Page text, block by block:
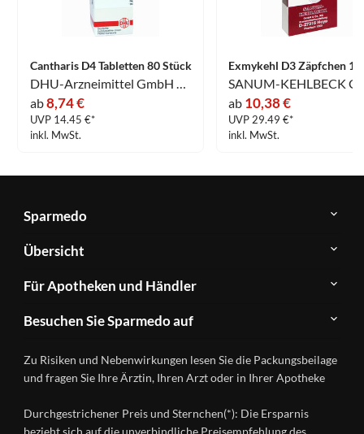
Cantharis D4 Tabletten 80 Stück
DHU-Arzneimittel GmbH & Co. KG
ab8,74 €
UVP 14.45 €*
inkl. MwSt.
ab 10,38 €
UVP 29.49 €*
inkl. MwSt.
Sparmedo
Über
Sparmedo
FAQ
Kontakt
Datenschutz
Nutzungsbedingungen
Übersicht
Herstellerverzeichnis
Produkte
A-
Ratgeber
Wirkstoffe
Gesundheitsmagazin
Für Apotheken und Händler
&
Händlerlogin
Besuchen Sie Sparmedo auf
Instagram
Zu Risiken und Nebenwirkungen lesen Sie die Packungsbeilage
und fragen Sie Ihre Ärztin, Ihren Arzt oder in Ihrer Apotheke
Durchgestrichener Preis und Sternchen(*): Die Ersparnis